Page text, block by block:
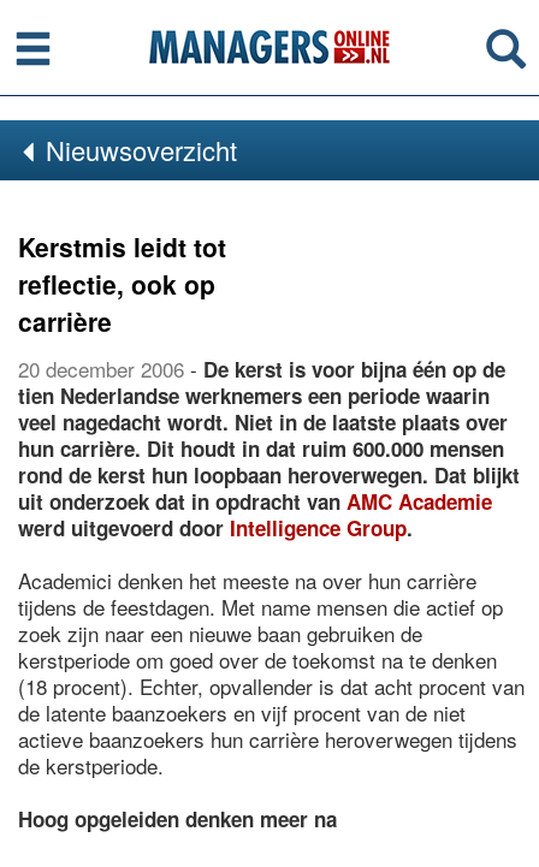
Menu
Nieuwsoverzicht
Kerstmis leidt tot
reflectie, ook op
carrière
20 december 2006 - De kerst is voor bijna één op de
tien Nederlandse werknemers een periode waarin
veel nagedacht wordt. Niet in de laatste plaats over
hun carrière. Dit houdt in dat ruim 600.000 mensen
rond de kerst hun loopbaan heroverwegen. Dat blijkt
uit onderzoek dat in opdracht van AMC Academie
werd uitgevoerd door Intelligence Group.
Academici denken het meeste na over hun carrière
tijdens de feestdagen. Met name mensen die actief op
zoek zijn naar een nieuwe baan gebruiken de
kerstperiode om goed over de toekomst na te denken
(18 procent). Echter, opvallender is dat acht procent van
de latente baanzoekers en vijf procent van de niet
actieve baanzoekers hun carrière heroverwegen tijdens
de kerstperiode.
Hoog opgeleiden denken meer na